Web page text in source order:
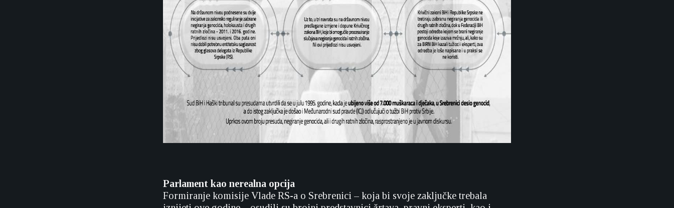
Parlament kao nerealna opcija
Formiranje komisije Vlade RS-a o Srebrenici – koja bi svoje zaključke trebala